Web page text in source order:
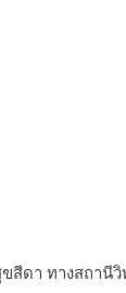
ดา ทางสถานีวิ